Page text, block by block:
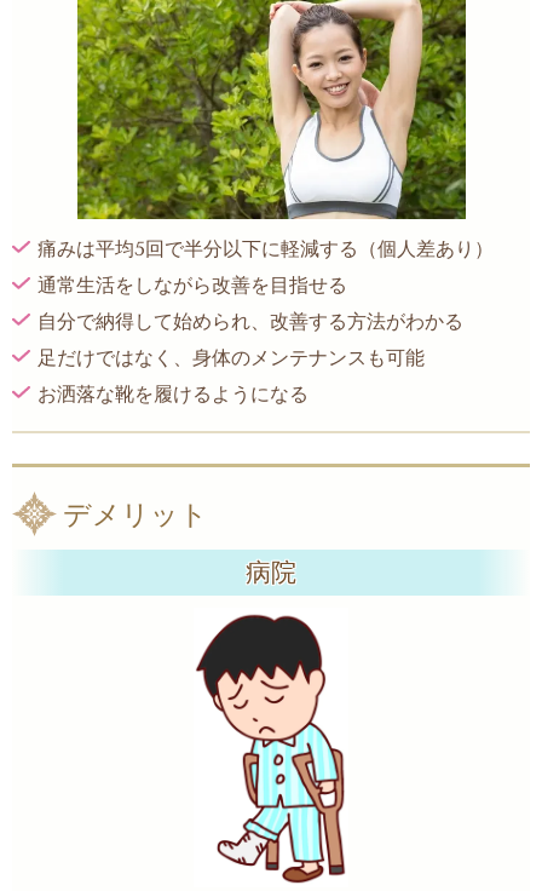
痛みは平均5回で半分以下に軽減する（個人差あり）
通常生活をしながら改善を目指せる
自分で納得して始められ、改善する方法がわかる
足だけではなく、身体のメンテナンスも可能
お洒落な靴を履けるようになる
デメリット
病院